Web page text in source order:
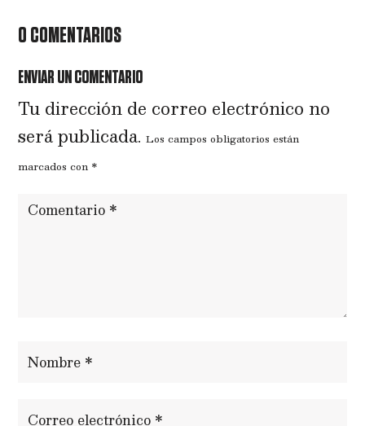
0 COMENTARIOS
ENVIAR UN COMENTARIO
Tu dirección de correo electrónico no
será publicada. Los campos obligatorios están
marcados con *